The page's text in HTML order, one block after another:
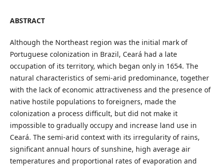
ABSTRACT
Although the Northeast region was the initial mark of
Portuguese colonization in Brazil, Ceará had a late
occupation of its territory, which began only in 1654. The
natural characteristics of semi-arid predominance, together
with the lack of economic attractiveness and the presence of
native hostile populations to foreigners, made the
colonization a process difficult, but did not make it
impossible to gradually occupy and increase land use in
Ceará. The semi-arid context with its irregularity of rains,
significant annual hours of sunshine, high average air
temperatures and proportional rates of evaporation and